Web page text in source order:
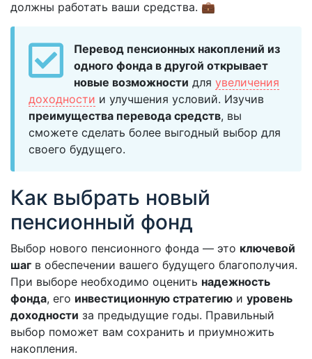
должны работать ваши средства. 💼
Перевод пенсионных накоплений из
одного фонда в другой открывает
новые возможности для увеличения
доходности и улучшения условий. Изучив
преимущества перевода средств, вы
сможете сделать более выгодный выбор для
своего будущего.
Как выбрать новый
пенсионный фонд
Выбор нового пенсионного фонда — это ключевой
шаг в обеспечении вашего будущего благополучия.
При выборе необходимо оценить надежность
фонда, его инвестиционную стратегию и уровень
доходности за предыдущие годы. Правильный
выбор поможет вам сохранить и приумножить
накопления.